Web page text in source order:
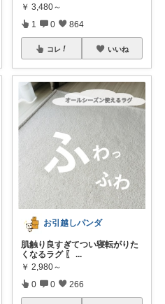
￥ 3,480～
1 0 864
コレ いいね
お引越しパンダ
肌触り良すぎてつい寝転がりた
くなるラグ 〖 ...
￥ 2,980～
0 0 266